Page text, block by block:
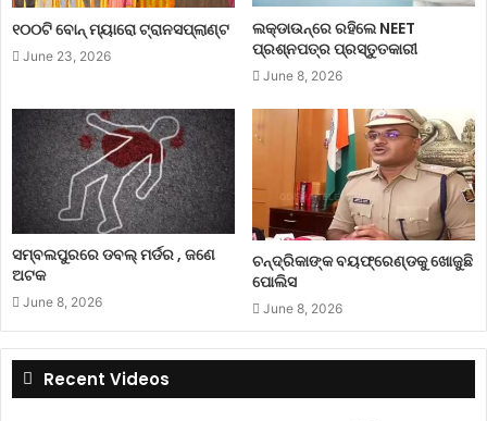
୧୦୦ଟି ବୋନ୍ ମ୍ୟାରୋ ଟ୍ରାନସପ୍ଲାଣ୍ଟ
June 23, 2026
ଲକ୍‌ଡାଉନ୍‌ରେ ରହିଲେ NEET
ପ୍ରଶ୍ନପତ୍ର ପ୍ରସ୍ତୁତକାରୀ
June 8, 2026
ସମ୍ବଲପୁରରେ ଡବଲ୍ ମର୍ଡର , ଜଣେ
ଅଟକ
June 8, 2026
ଚନ୍ଦ୍ରିକାଙ୍କ ବୟଫ୍ରେଣ୍ଡକୁ ଖୋଜୁଛି
ପୋଲିସ
June 8, 2026
Recent Videos